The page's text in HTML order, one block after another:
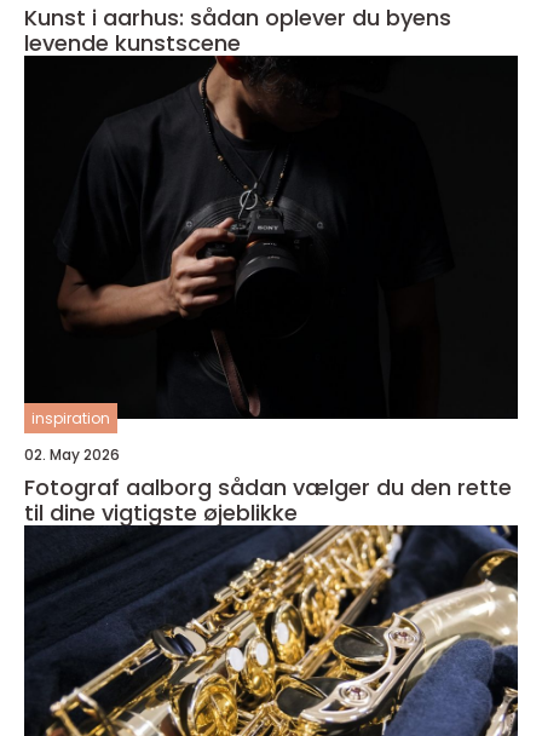
Kunst i aarhus: sådan oplever du byens
levende kunstscene
inspiration
02. May 2026
Fotograf aalborg sådan vælger du den rette
til dine vigtigste øjeblikke